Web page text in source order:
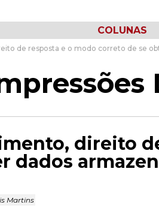
COLUNAS
de resposta e o modo correto de se
direito
dados
Martins